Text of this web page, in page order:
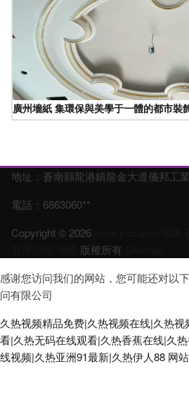
廣州墻紙 集環保與美學于一體的都市裝
地址：蒼南縣龍港鎮龍金大道儀邦工
電話：6863060**
Copyright © 2026
版權所有
感谢您访问我们的网站，您可能还对以
问有限公司
久热视频精品免费|久热视频在线|久热
看|久热无码在线观看|久热香蕉在线|久
线视频|久热亚洲91最新|久热伊人88 网